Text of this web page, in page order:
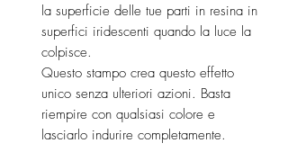
la superficie delle tue parti in resina in
superfici iridescenti quando la luce la
colpisce.
Questo stampo crea questo effetto
unico senza ulteriori azioni. Basta
riempire con qualsiasi colore e
lasciarlo indurire completamente.